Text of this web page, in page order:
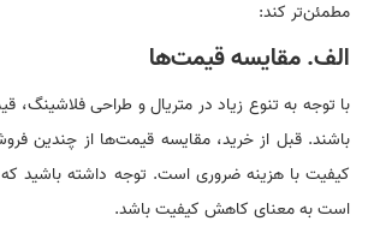
مطمئن‌تر کند:
الف. مقایسه قیمت‌ها
با توجه به تنوع زیاد در متریال و طراحی فلاشینگ،
باشند. قبل از خرید، مقایسه قیمت‌ها از چندین
کیفیت با هزینه ضروری است. توجه داشته باشید
است به معنای کاهش کیفیت باشد.